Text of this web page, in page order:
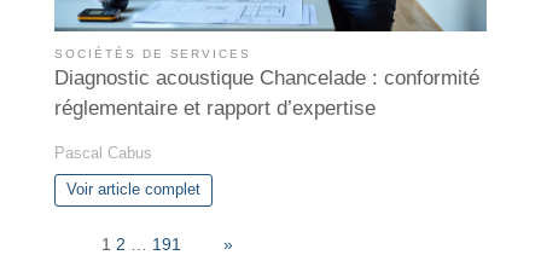
SOCIÉTÉS DE SERVICES
Diagnostic acoustique Chancelade : conformité
réglementaire et rapport d’expertise
Pascal Cabus
Voir article complet
1 2 191 »